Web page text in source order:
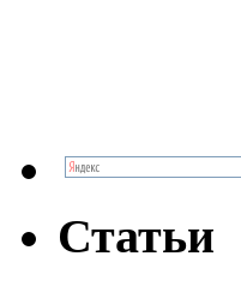
Статьи